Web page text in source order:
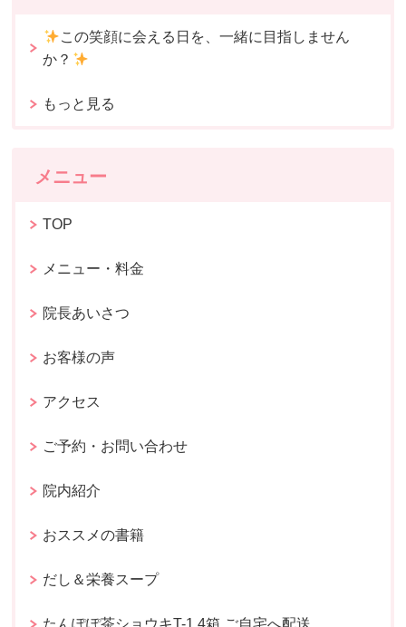
この笑顔に会える日を、一緒に目指しません
か？
もっと見る
メニュー
TOP
メニュー・料金
院長あいさつ
お客様の声
アクセス
ご予約・お問い合わせ
院内紹介
おススメの書籍
だし＆栄養スープ
たんぽぽ茶ショウキT-1 4箱 ご自宅へ配送